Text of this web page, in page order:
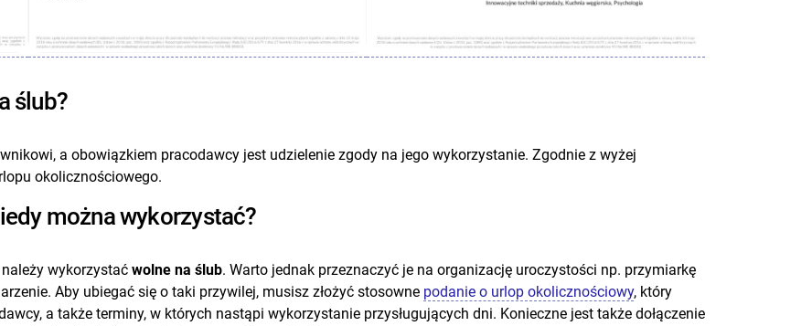
ślub?
a obowiązkiem pracodawcy jest udzielenie zgody na jego wykorzystanie. Zgodnie z wyżej
okolicznościowego.
można wykorzystać?
wykorzystać wolne na ślub. Warto jednak przeznaczyć je na organizację uroczystości np. przymiarkę
Aby ubiegać się o taki przywilej, musisz złożyć stosowne podanie o urlop okolicznościowy, który
a także terminy, w których nastąpi wykorzystanie przysługujących dni. Konieczne jest także dołączenie